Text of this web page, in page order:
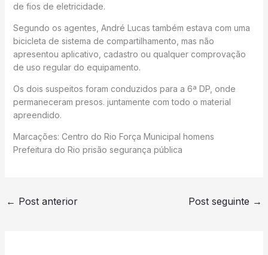
de fios de eletricidade.
Segundo os agentes, André Lucas também estava com uma
bicicleta de sistema de compartilhamento, mas não
apresentou aplicativo, cadastro ou qualquer comprovação
de uso regular do equipamento.
Os dois suspeitos foram conduzidos para a 6ª DP, onde
permaneceram presos. juntamente com todo o material
apreendido.
Marcações: Centro do Rio Força Municipal homens
Prefeitura do Rio prisão segurança pública
← Post anterior Post seguinte →